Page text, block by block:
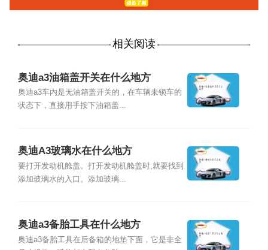
相关阅读
奥迪a3油箱盖开关在什么地方
奥迪a3车内是无油箱盖开关的，在车辆未锁车的
状态下，直接用手按下油箱盖...
奥迪A3玻璃水在什么地方
要打开发动机舱盖。打开发动机舱盖时,就要找到
添加玻璃水的入口。添加玻璃...
奥迪a3备胎工具在什么地方
奥迪a3备胎工具在后备箱的地垫下面，它是非全